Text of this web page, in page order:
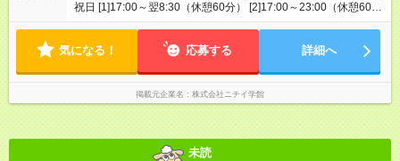
祝日 [1]17:00～翌8:30（休憩60分） [2]17:00～23:00（休憩60
分） [3]8:30～17:00（休憩60分） ※上記勤務時間でのシフト制
1ヶ月あたり170時間 ＜シフト例＞ 月～金・土日祝日 [1]17:00～
17:00（休憩60分） ※上記勤務時間でのシフト制／月170時間前
後 ※1ヶ月単位の変形労働時間制
気になる！ 応募する 詳細へ
掲載元企業名 株式会社ニチイ学館
未読